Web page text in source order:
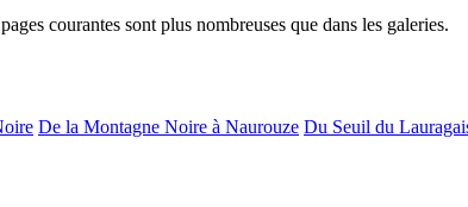
courantes sont plus nombreuses que dans les galeries.
De la Montagne Noire à Naurouze Du Seuil du